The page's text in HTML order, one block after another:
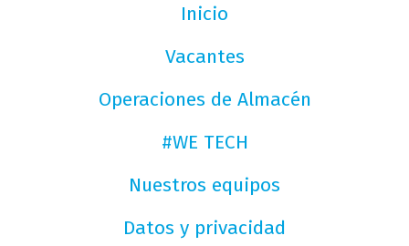
Inicio
Vacantes
Operaciones de Almacén
#WE TECH
Nuestros equipos
Datos y privacidad